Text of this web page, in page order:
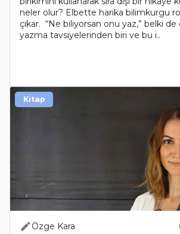
neler olur? Elbette harika bilimkurgu
çıkar. “Ne biliyorsan onu yaz,” belki de
yazma tavsiyelerinden biri ve bu i..
Özge Kara
Kitap